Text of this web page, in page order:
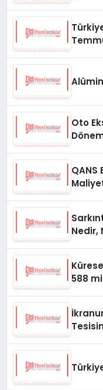
Oto
QANS
Nedir,
588